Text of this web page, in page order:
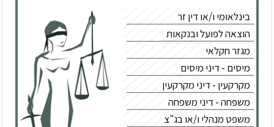
בינלאומי ו/או דין זר
הוצאה לפועל ובנקאות
מגזר חקלאי
מיסים - דיני מיסים
מקרקעין - דיני מקרקעין
משפחה - דיני משפחה
משפט מנהלי ו/או בג"צ